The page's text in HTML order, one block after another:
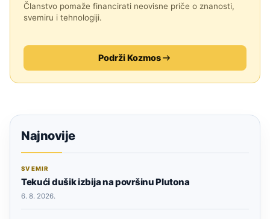
Članstvo pomaže financirati neovisne priče o znanosti,
svemiru i tehnologiji.
Podrži Kozmos
Najnovije
SVEMIR
Tekući dušik izbija na površinu Plutona
6. 8. 2026.